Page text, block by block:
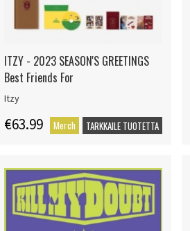
ITZY - 2023 SEASON'S GREETINGS
Best Friends For
Itzy
€63.99 Merch TARKKAILE TUOTETTA